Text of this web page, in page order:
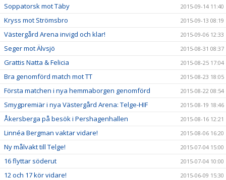
Soppatorsk mot Täby 2015-09-14 11:40
Kryss mot Strömsbro 2015-09-13 08:19
Västergård Arena invigd och klar! 2015-09-06 12:33
Seger mot Älvsjö 2015-08-31 08:37
Grattis Natta & Felicia 2015-08-25 17:04
Bra genomförd match mot TT 2015-08-23 18:05
Första matchen i nya hemmaborgen genomförd 2015-08-22 08:54
Smygpremiär i nya Västergård Arena: Telge-HIF 2015-08-19 18:46
Åkersberga på besök i Pershagenhallen 2015-08-16 12:21
Linnéa Bergman vaktar vidare! 2015-08-06 16:20
Ny målvakt till Telge! 2015-07-04 15:00
16 flyttar söderut 2015-07-04 10:00
12 och 17 kör vidare! 2015-06-09 15:30